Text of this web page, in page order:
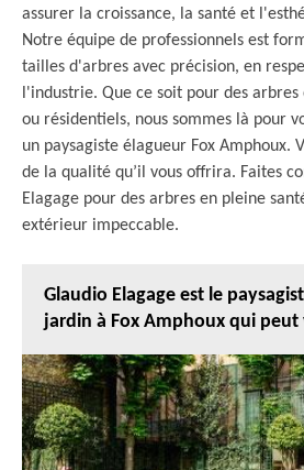
assurer la croissance, la santé et
Notre équipe de professionnels est
tailles d'arbres avec précision, en
l'industrie. Que ce soit pour des
ou résidentiels, nous sommes là pour
un paysagiste élagueur Fox Amphoux.
de la qualité qu’il vous offrira. Faites
Elagage pour des arbres en pleine
extérieur impeccable.
Glaudio Elagage est le
jardin à Fox Amphoux qui peut